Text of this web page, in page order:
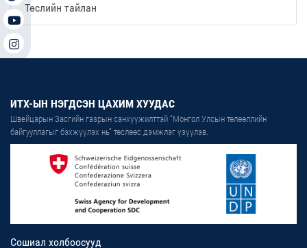
Төслийн тайлан
ИТХ-ЫН НЭГДСЭН ЦАХИМ ХУУДАС
Швейцарын Засгийн газрын санхүүжилттэй “Монгол Улсын төлөөллийн
байгууллагыг бэхжүүлэх нь” төслөөс дэмжлэг үзүүлэв.
Сошиал холбоосууд